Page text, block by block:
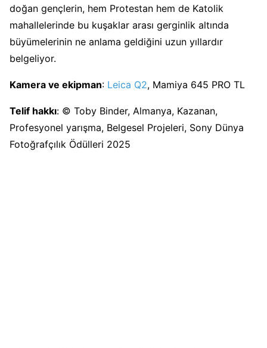
doğan gençlerin, hem Protestan hem de Katolik
mahallelerinde bu kuşaklar arası gerginlik altında
büyümelerinin ne anlama geldiğini uzun yıllardır
belgeliyor.
Kamera ve ekipman: Leica Q2, Mamiya 645 PRO TL
Telif hakkı: © Toby Binder, Almanya, Kazanan,
Profesyonel yarışma, Belgesel Projeleri, Sony Dünya
Fotoğrafçılık Ödülleri 2025